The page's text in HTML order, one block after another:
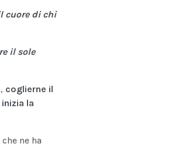
cuore di chi
il sole
, coglierne il
la
che ne ha